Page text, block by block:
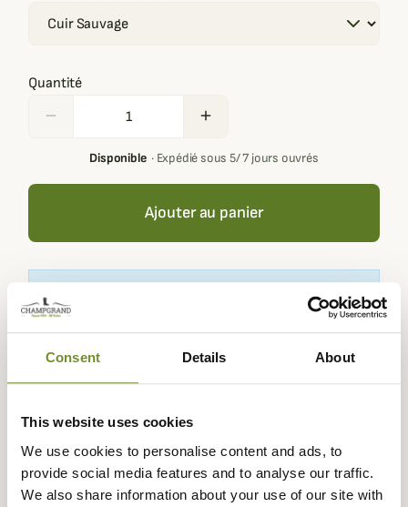
Consent Details About
This website uses cookies
We use cookies to personalise content and ads, to
provide social media features and to analyse our traffic.
We also share information about your use of our site with
Quantité
remove add
Disponible· Expédié sous 5/ 7 jours ouvrés
Ajouter au panier
programme de fidélité. Votre panier totalisera
5,00 €.
la journée
retour sous
90 jours
euros